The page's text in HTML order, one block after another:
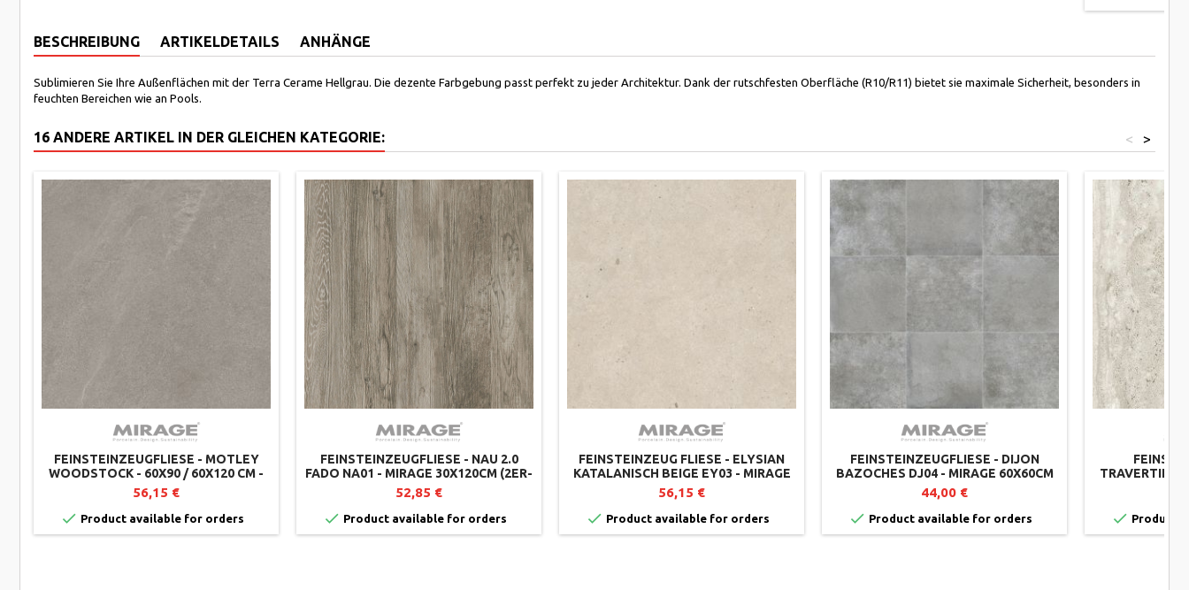
BESCHREIBUNG ARTIKELDETAILS ANHÄNGE
Sublimieren Sie Ihre Außenflächen mit der Terra Cerame Hellgrau. Die dezente Farbgebung passt perfekt zu jeder Architektur. Dank der rutschfesten Oberfläche (R10/R11) bietet sie maximale Sicherheit, besonders in
feuchten Bereichen wie an Pools.
16 ANDERE ARTIKEL IN DER GLEICHEN KATEGORIE: >
<
FEINSTEINZEUGFLIESE - MOTLEY
WOODSTOCK - 60X90 / 60X120 CM -
MIRAGE
56,15 €
 Product available for orders
FEINSTEINZEUGFLIESE - NAU 2.0
FADO NA01 - MIRAGE 30X120CM (2ER-
SET)
52,85 €
 Product available for orders
FEINSTEINZEUG FLIESE - ELYSIAN
KATALANISCH BEIGE EY03 - MIRAGE
56,15 €
 Product available for orders
FEINSTEINZEUGFLIESE - DIJON
BAZOCHES DJ04 - MIRAGE 60X60CM
(2ER-SET)
44,00 €
 Product available for orders
TRAVERTINO
 Product